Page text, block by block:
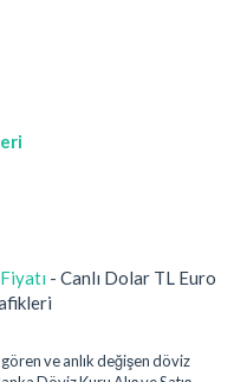
- Canlı Dolar TL Euro
ve anlık değişen döviz